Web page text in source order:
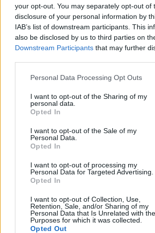
your opt-out. You may separately opt-out of
disclosure of your personal information by
IAB’s list of downstream participants. This
also be disclosed by us to third parties on
Downstream Participants that may further
Please note that this website/app uses one
not limited to your visit or usage behaviour.
grant or deny consent to Google and its
use your data for below specified purposes
consent section.
Personal Data Processing Opt Outs
I want to opt-out of the Sharing of my
personal data.
Opted In
I want to opt-out of the Sale of my
Personal Data.
Opted In
I want to opt-out of processing my
Personal Data for Targeted Advertising.
Opted In
I want to opt-out of Collection, Use,
Retention, Sale, and/or Sharing of my
Personal Data that Is Unrelated with the
Purposes for which it was collected.
Opted Out
Productos locales y más
refuerza su apuesta por
Binter no solo conecta las islas, sino que…
INTERNACIONAL